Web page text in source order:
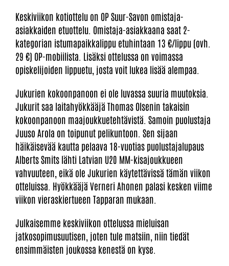
Keskiviikon kotiottelu on OP Suur-Savon omistaja-
asiakkaiden etuottelu. Omistaja-asiakkaana saat 2-
kategorian istumapaikkalippu etuhintaan 13 €/lippu (ovh.
29 €) OP-mobiilista. Lisäksi ottelussa on voimassa
opiskelijoiden lippuetu, josta voit lukea lisää alempaa.
Jukurien kokoonpanoon ei ole luvassa suuria muutoksia.
Jukurit saa laitahyökkääjä Thomas Olsenin takaisin
kokoonpanoon maajoukkuetehtävistä. Samoin puolustaja
Juuso Arola on toipunut pelikuntoon. Sen sijaan
häikäisevää kautta pelaava 18-vuotias puolustajalupaus
Alberts Smits lähti Latvian U20 MM-kisajoukkueen
vahvuuteen, eikä ole Jukurien käytettävissä tämän viikon
otteluissa. Hyökkääjä Verneri Ahonen palasi kesken viime
viikon vieraskiertueen Tapparan mukaan.
Julkaisemme keskiviikon ottelussa mieluisan
jatkosopimusuutisen, joten tule matsiin, niin tiedät
ensimmäisten joukossa kenestä on kyse.